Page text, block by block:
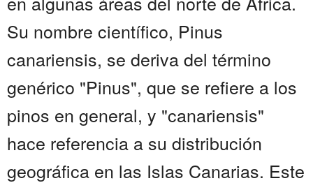
Su nombre científico, Pinus
canariensis, se deriva del término
genérico "Pinus", que se refiere a los
pinos en general, y "canariensis"
hace referencia a su distribución
geográfica en las Islas Canarias. Este